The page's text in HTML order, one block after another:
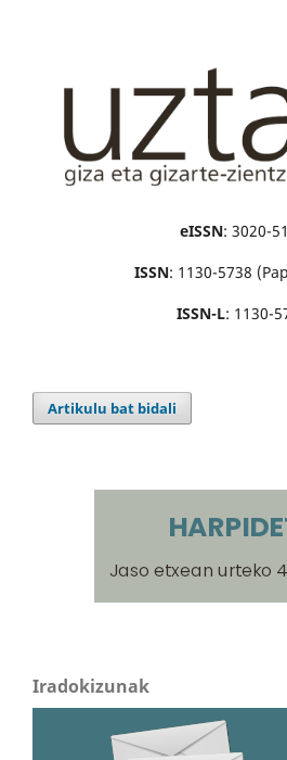
eISSN: 3020-
ISSN: 1130-5738
ISSN-L: 1130-
Artikulu bat bidali
Iradokizunak